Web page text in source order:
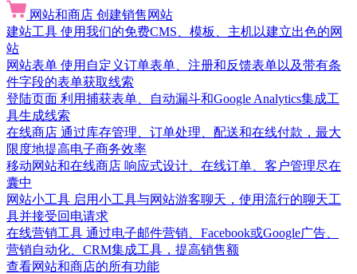
网站和商店 创建销售网站
建站工具 使用我们的免费CMS、模板、主机以建立出色的网
站
网站表单 使用自定义订单表单、注册和反馈表单以及带有条
件字段的表单获取线索
登陆页面 利用捕获表单、自动漏斗和Google Analytics集成工
具生成线索
在线商店 通过库存管理、订单处理、配送和在线付款，最大
限度地提高电子商务效率
移动网站和在线商店 响应式设计、在线订单、客户管理尽在
囊中
网站小工具 启用小工具与网站游客聊天，使用流行的聊天工
具并接受回电请求
在线营销工具 通过电子邮件营销、Facebook或Google广告、
营销自动化、CRM集成工具，提高销售额
查看网站和商店的所有功能